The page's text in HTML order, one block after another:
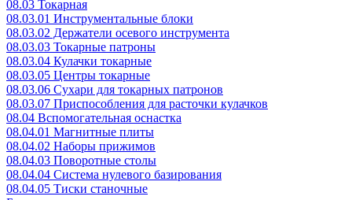
08.03 Токарная
08.03.01 Инструментальные блоки
08.03.02 Держатели осевого инструмента
08.03.03 Токарные патроны
08.03.04 Кулачки токарные
08.03.05 Центры токарные
08.03.06 Сухари для токарных патронов
08.03.07 Приспособления для расточки кулачков
08.04 Вспомогательная оснастка
08.04.01 Магнитные плиты
08.04.02 Наборы прижимов
08.04.03 Поворотные столы
08.04.04 Система нулевого базирования
08.04.05 Тиски станочные